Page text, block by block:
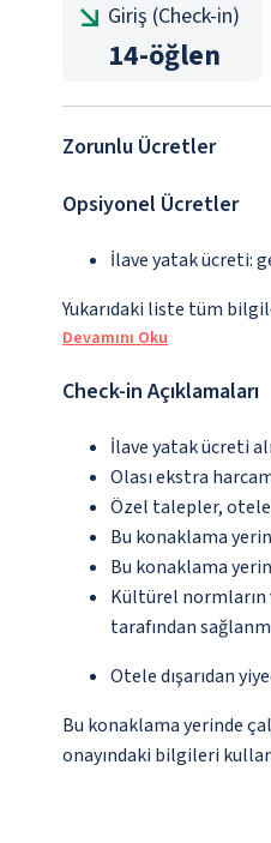
Giriş (Check-in)
14-öğlen
Zorunlu Ücretler
Opsiyonel Ücretler
İlave yatak ücreti:
Yukarıdaki liste tüm
Devamını Oku
Check-in Açıklamaları
İlave yatak ücreti
Olası ekstra
Özel talepler, otele
Bu konaklama
Bu konaklama
Kültürel normların
tarafından
Otele dışarıdan
Bu konaklama yerinde
onayındaki bilgileri